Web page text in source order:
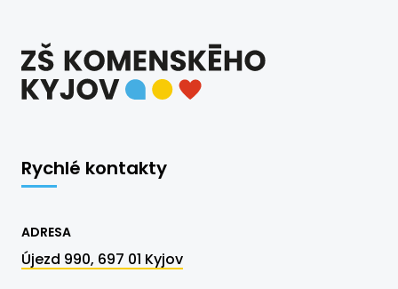
Rychlé kontakty
ADRESA
Újezd 990, 697 01 Kyjov